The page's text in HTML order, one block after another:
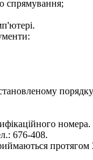
спрямування;
порядку,
номера.
676-408.